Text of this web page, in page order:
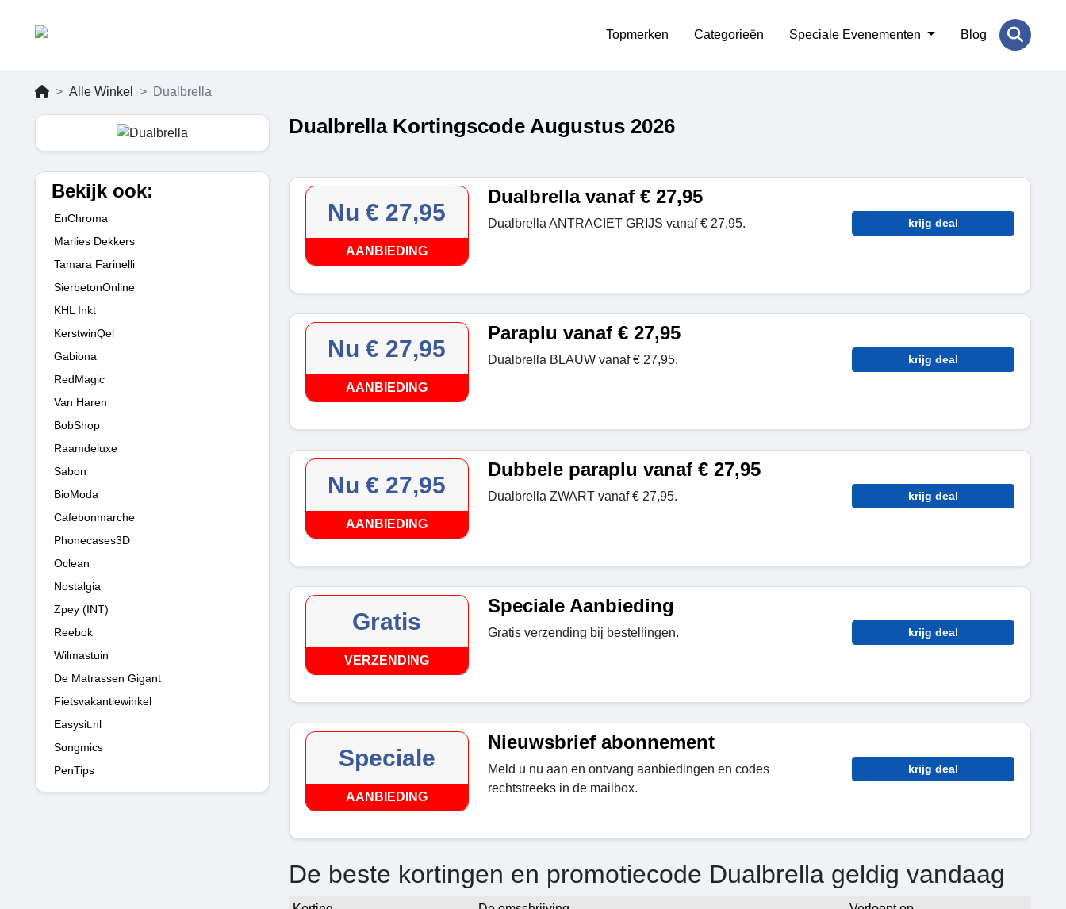
Topmerken Categorieën Speciale Evenementen Blog
Alle Winkel Dualbrella
Bekijk ook:
EnChroma
Marlies Dekkers
Tamara Farinelli
SierbetonOnline
KHL Inkt
KerstwinQel
Gabiona
RedMagic
Van Haren
BobShop
Raamdeluxe
Sabon
BioModa
Cafebonmarche
Phonecases3D
Oclean
Nostalgia
Zpey (INT)
Reebok
Wilmastuin
De Matrassen Gigant
Fietsvakantiewinkel
Easysit.nl
Songmics
PenTips
Dualbrella Kortingscode Augustus 2026
Nu € 27,95
AANBIEDING
Dualbrella vanaf € 27,95
Dualbrella ANTRACIET GRIJS vanaf € 27,95. krijg deal
Nu € 27,95
AANBIEDING
Paraplu vanaf € 27,95
Dualbrella BLAUW vanaf € 27,95. krijg deal
Nu € 27,95
AANBIEDING
Dubbele paraplu vanaf € 27,95
Dualbrella ZWART vanaf € 27,95. krijg deal
Gratis
VERZENDING
Speciale Aanbieding
Gratis verzending bij bestellingen. krijg deal
Speciale
AANBIEDING
Nieuwsbrief abonnement
Meld u nu aan en ontvang aanbiedingen en codes
rechtstreeks in de mailbox.
krijg deal
De beste kortingen en promotiecode Dualbrella geldig vandaag